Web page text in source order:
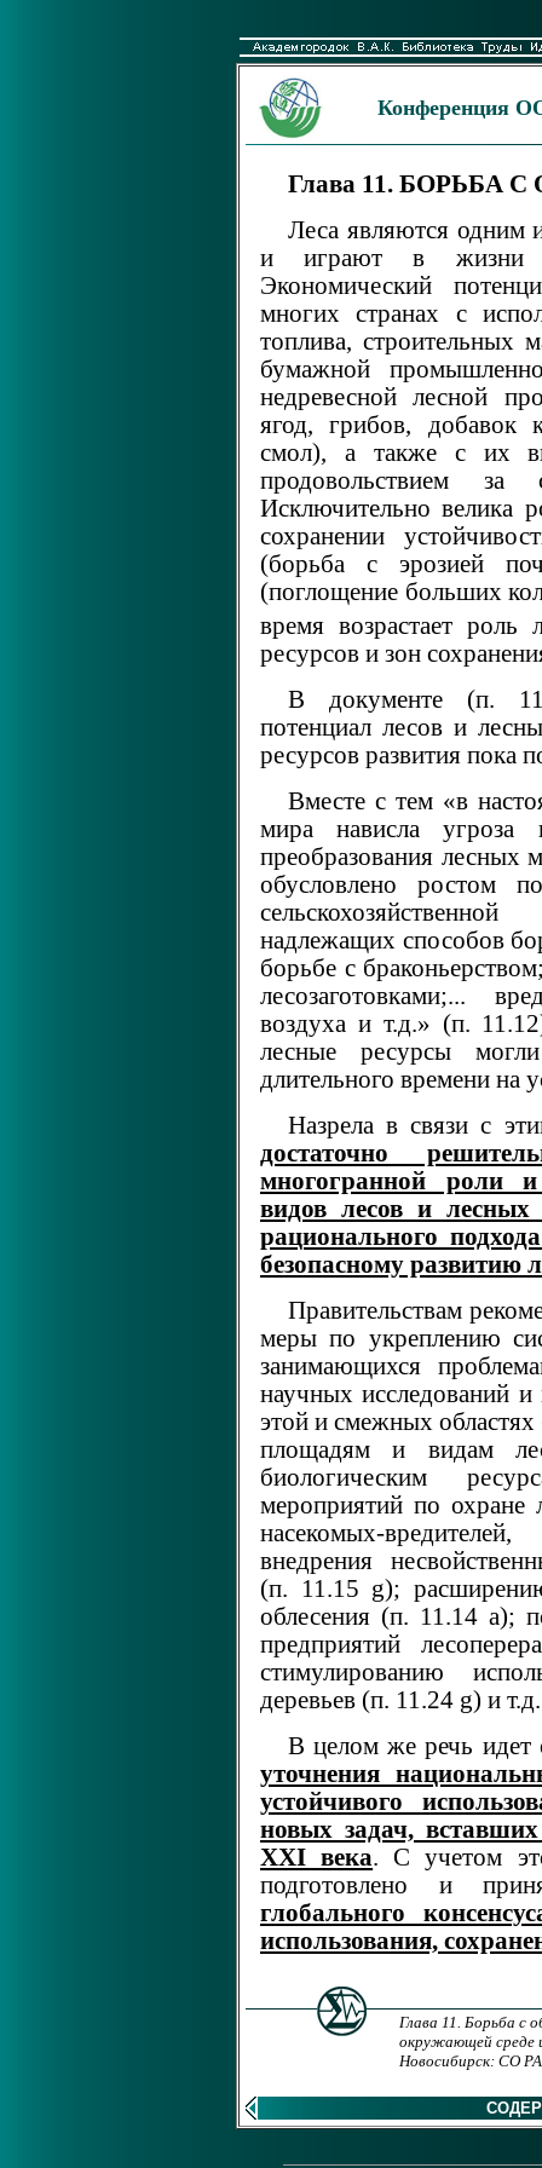
Конференция
Глава 11. БОРЬБА
Леса являются одним
и играют в жизни
Экономический
многих странах с
топлива, строительных
бумажной
недревесной лесной
ягод, грибов,
смол), а также с их
продовольствием
Исключительно велика
сохранении
(борьба с эрозией
(поглощение больших
время возрастает роль
ресурсов и зон
В документе (п.
потенциал лесов и
ресурсов развития пока
Вместе с тем «в
мира нависла угроза
преобразования лесных
обусловлено ростом
надлежащих способов
борьбе с
лесозаготовками;...
воздуха и т.д.» (п.
лесные ресурсы
длительного времени на
Назрела в связи с
достаточно
многогранной роли
видов лесов и лесных
рационального
безопасному развитию
Правительствам
меры по укреплению
занимающихся
научных исследований
этой и смежных
площадям и видам
биологическим
мероприятий по охране
насекомых-
внедрения
(п. 11.15 g);
облесения (п. 11.14 а);
предприятий
стимулированию
деревьев (п. 11.24 g) и т.д.
В целом же речь
уточнения
устойчивого
новых задач,
XXI века. С учетом
подготовлено и
глобального
использования,
Глава 11. Борьба с
окружающей среде
Новосибирск: СО